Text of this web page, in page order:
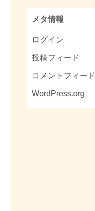
メタ情報
ログイン
投稿フィード
コメントフィード
WordPress.org